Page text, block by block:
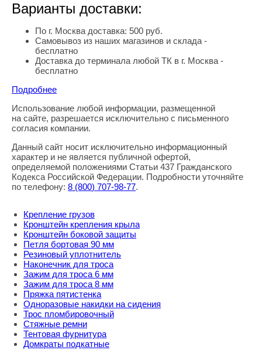
Варианты доставки:
По г. Москва доставка: 500 руб.
Самовывоз из наших магазинов и склада -
бесплатно
Доставка до терминала любой ТК в г. Москва -
бесплатно
Подробнее
Правовая информация
Использование любой информации, размещенной
на сайте, разрешается исключительно с письменного
согласия компании.
Данный сайт носит исключительно информационный
характер и не является публичной офертой,
определяемой положениями Статьи 437 Гражданского
Кодекса Российской Федерации. Подробности уточняйте
по телефону: 8 (800) 707-98-77.
Крепление грузов
Кронштейн крепления крыла
Кронштейн боковой защиты
Петля бортовая 90 мм
Резиновый уплотнитель
Наконечник для троса
Зажим для троса 6 мм
Зажим для троса 8 мм
Пряжка пятистенка
Одноразовые накидки на сидения
Трос пломбировочный
Стяжные ремни
Тентовая фурнитура
Домкраты подкатные